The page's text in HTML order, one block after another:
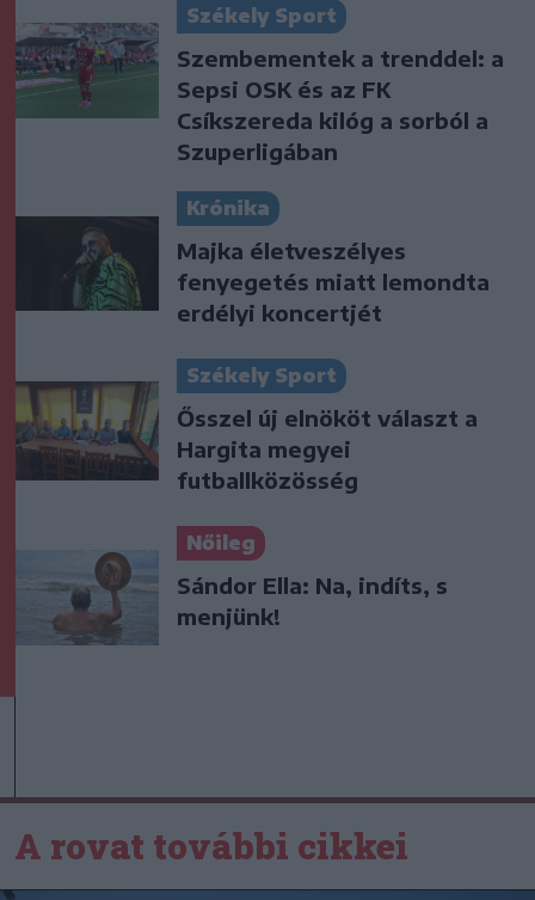
Székely Sport
Szembementek a trenddel: a
Sepsi OSK és az FK
Csíkszereda kilóg a sorból a
Szuperligában
Krónika
Majka életveszélyes
fenyegetés miatt lemondta
erdélyi koncertjét
Székely Sport
Ősszel új elnököt választ a
Hargita megyei
futballközösség
Nőileg
Sándor Ella: Na, indíts, s
menjünk!
A rovat további cikkei